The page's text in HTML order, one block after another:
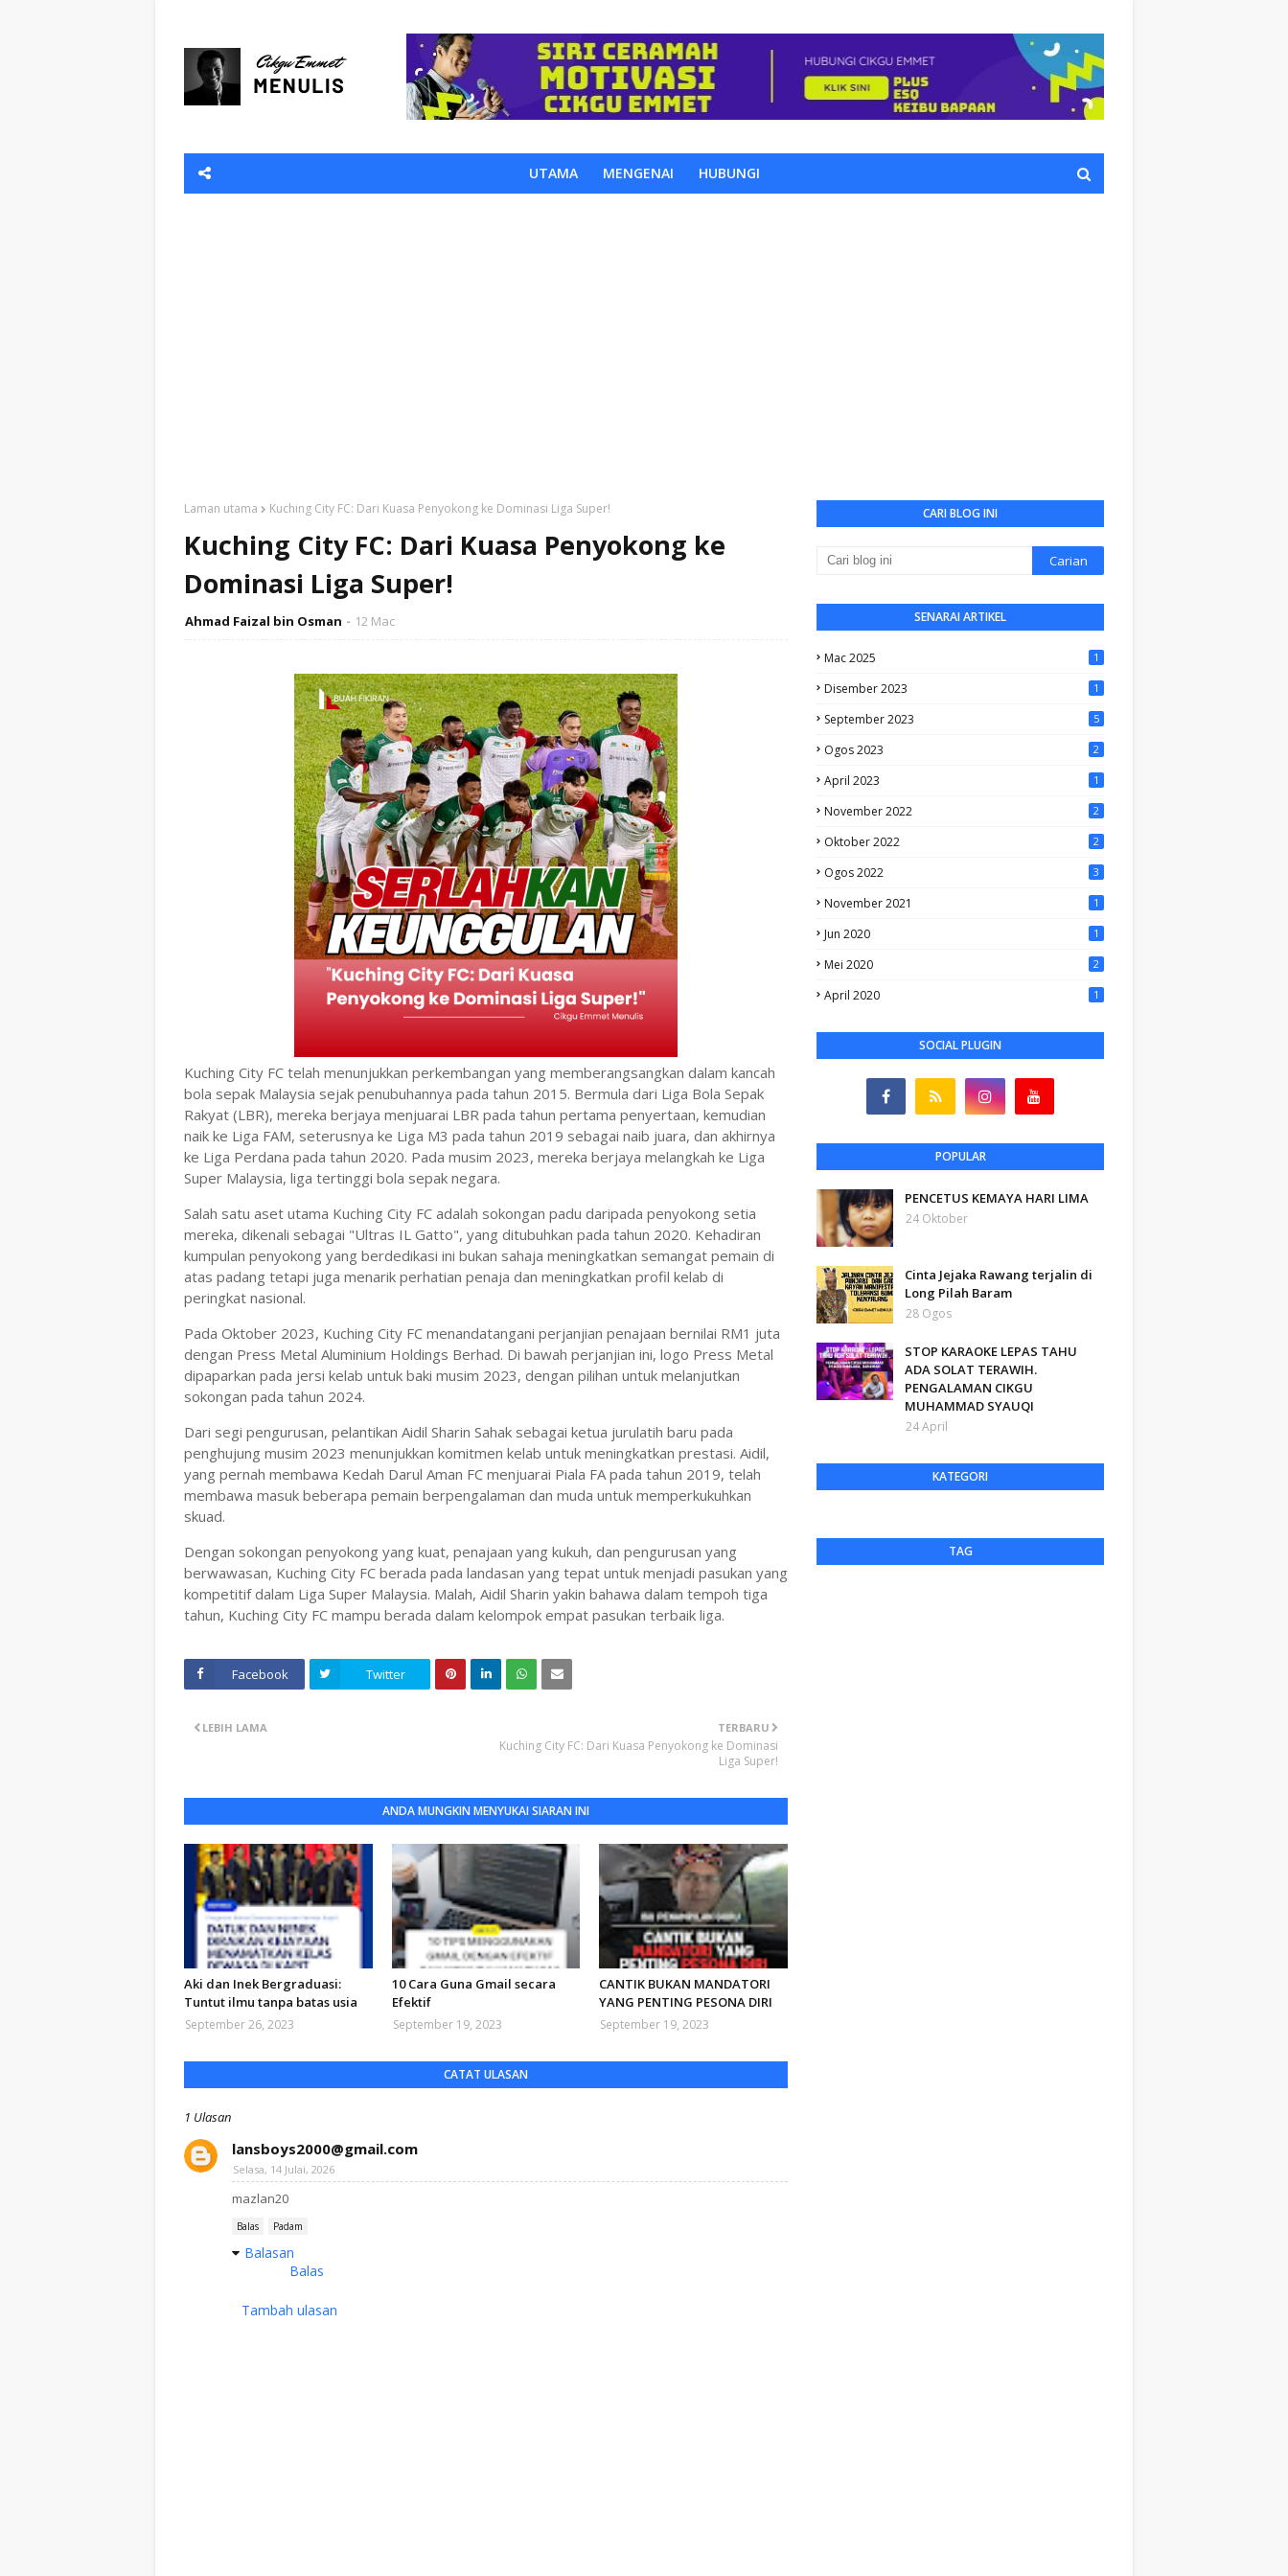
UTAMA MENGENAI HUBUNGI
Laman utama Kuching City FC: Dari Kuasa Penyokong ke Dominasi Liga Super!
Kuching City FC: Dari Kuasa Penyokong ke
Dominasi Liga Super!
Ahmad Faizal bin Osman 12 Mac
Kuching City FC telah menunjukkan perkembangan yang memberangsangkan dalam kancah
bola sepak Malaysia sejak penubuhannya pada tahun 2015. Bermula dari Liga Bola Sepak
Rakyat (LBR), mereka berjaya menjuarai LBR pada tahun pertama penyertaan, kemudian
naik ke Liga FAM, seterusnya ke Liga M3 pada tahun 2019 sebagai naib juara, dan akhirnya
ke Liga Perdana pada tahun 2020. Pada musim 2023, mereka berjaya melangkah ke Liga
Super Malaysia, liga tertinggi bola sepak negara.
Salah satu aset utama Kuching City FC adalah sokongan padu daripada penyokong setia
mereka, dikenali sebagai "Ultras IL Gatto", yang ditubuhkan pada tahun 2020. Kehadiran
kumpulan penyokong yang berdedikasi ini bukan sahaja meningkatkan semangat pemain di
atas padang tetapi juga menarik perhatian penaja dan meningkatkan profil kelab di
peringkat nasional.
Pada Oktober 2023, Kuching City FC menandatangani perjanjian penajaan bernilai RM1 juta
dengan Press Metal Aluminium Holdings Berhad. Di bawah perjanjian ini, logo Press Metal
dipaparkan pada jersi kelab untuk baki musim 2023, dengan pilihan untuk melanjutkan
sokongan pada tahun 2024.
Dari segi pengurusan, pelantikan Aidil Sharin Sahak sebagai ketua jurulatih baru pada
penghujung musim 2023 menunjukkan komitmen kelab untuk meningkatkan prestasi. Aidil,
yang pernah membawa Kedah Darul Aman FC menjuarai Piala FA pada tahun 2019, telah
membawa masuk beberapa pemain berpengalaman dan muda untuk memperkukuhkan
skuad.
Dengan sokongan penyokong yang kuat, penajaan yang kukuh, dan pengurusan yang
berwawasan, Kuching City FC berada pada landasan yang tepat untuk menjadi pasukan yang
kompetitif dalam Liga Super Malaysia. Malah, Aidil Sharin yakin bahawa dalam tempoh tiga
tahun, Kuching City FC mampu berada dalam kelompok empat pasukan terbaik liga.
Facebook Twitter
TERBARU
Kuching City FC: Dari Kuasa Penyokong ke Dominasi
Liga Super!
LEBIH LAMA
ANDA MUNGKIN MENYUKAI SIARAN INI
Aki dan Inek Bergraduasi:
Tuntut ilmu tanpa batas usia
September 26, 2023
10 Cara Guna Gmail secara
Efektif
September 19, 2023
CANTIK BUKAN MANDATORI
YANG PENTING PESONA DIRI
September 19, 2023
CATAT ULASAN
1 Ulasan
lansboys2000@gmail.com
Selasa, 14 Julai, 2026
mazlan20
Balas Padam
Balasan
Balas
Tambah ulasan
CARI BLOG INI
SENARAI ARTIKEL
Mac 2025 1
Disember 2023 1
September 2023 5
Ogos 2023 2
April 2023 1
November 2022 2
Oktober 2022 2
Ogos 2022 3
November 2021 1
Jun 2020 1
Mei 2020 2
April 2020 1
SOCIAL PLUGIN
POPULAR
PENCETUS KEMAYA HARI LIMA
24 Oktober
Cinta Jejaka Rawang terjalin di
Long Pilah Baram
28 Ogos
STOP KARAOKE LEPAS TAHU
ADA SOLAT TERAWIH.
PENGALAMAN CIKGU
MUHAMMAD SYAUQI
24 April
KATEGORI
TAG